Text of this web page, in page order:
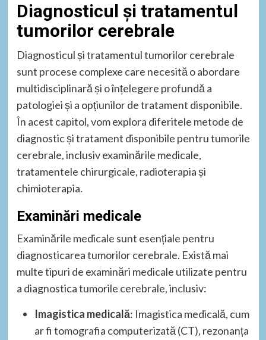
Diagnosticul și tratamentul
tumorilor cerebrale
Diagnosticul și tratamentul tumorilor cerebrale
sunt procese complexe care necesită o abordare
multidisciplinară și o înțelegere profundă a
patologiei și a opțiunilor de tratament disponibile.
În acest capitol, vom explora diferitele metode de
diagnostic și tratament disponibile pentru tumorile
cerebrale, inclusiv examinările medicale,
tratamentele chirurgicale, radioterapia și
chimioterapia.
Examinări medicale
Examinările medicale sunt esențiale pentru
diagnosticarea tumorilor cerebrale. Există mai
multe tipuri de examinări medicale utilizate pentru
a diagnostica tumorile cerebrale, inclusiv:
Imagistica medicală: Imagistica medicală, cum
ar fi tomografia computerizată (CT), rezonanța